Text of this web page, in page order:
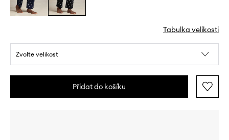
Tabulka velikosti
Zvolte velikost
Přidat do košíku